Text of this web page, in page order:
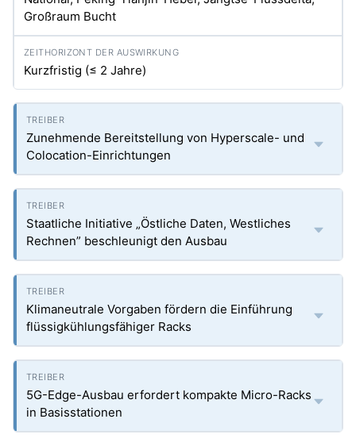
Großraum Bucht
Kurzfristig (≤ 2 Jahre)
Zunehmende Bereitstellung von Hyperscale- und
Colocation-Einrichtungen
Staatliche Initiative „Östliche Daten, Westliches
Rechnen” beschleunigt den Ausbau
Klimaneutrale Vorgaben fördern die Einführung
flüssigkühlungsfähiger Racks
5G-Edge-Ausbau erfordert kompakte Micro-Racks
in Basisstationen